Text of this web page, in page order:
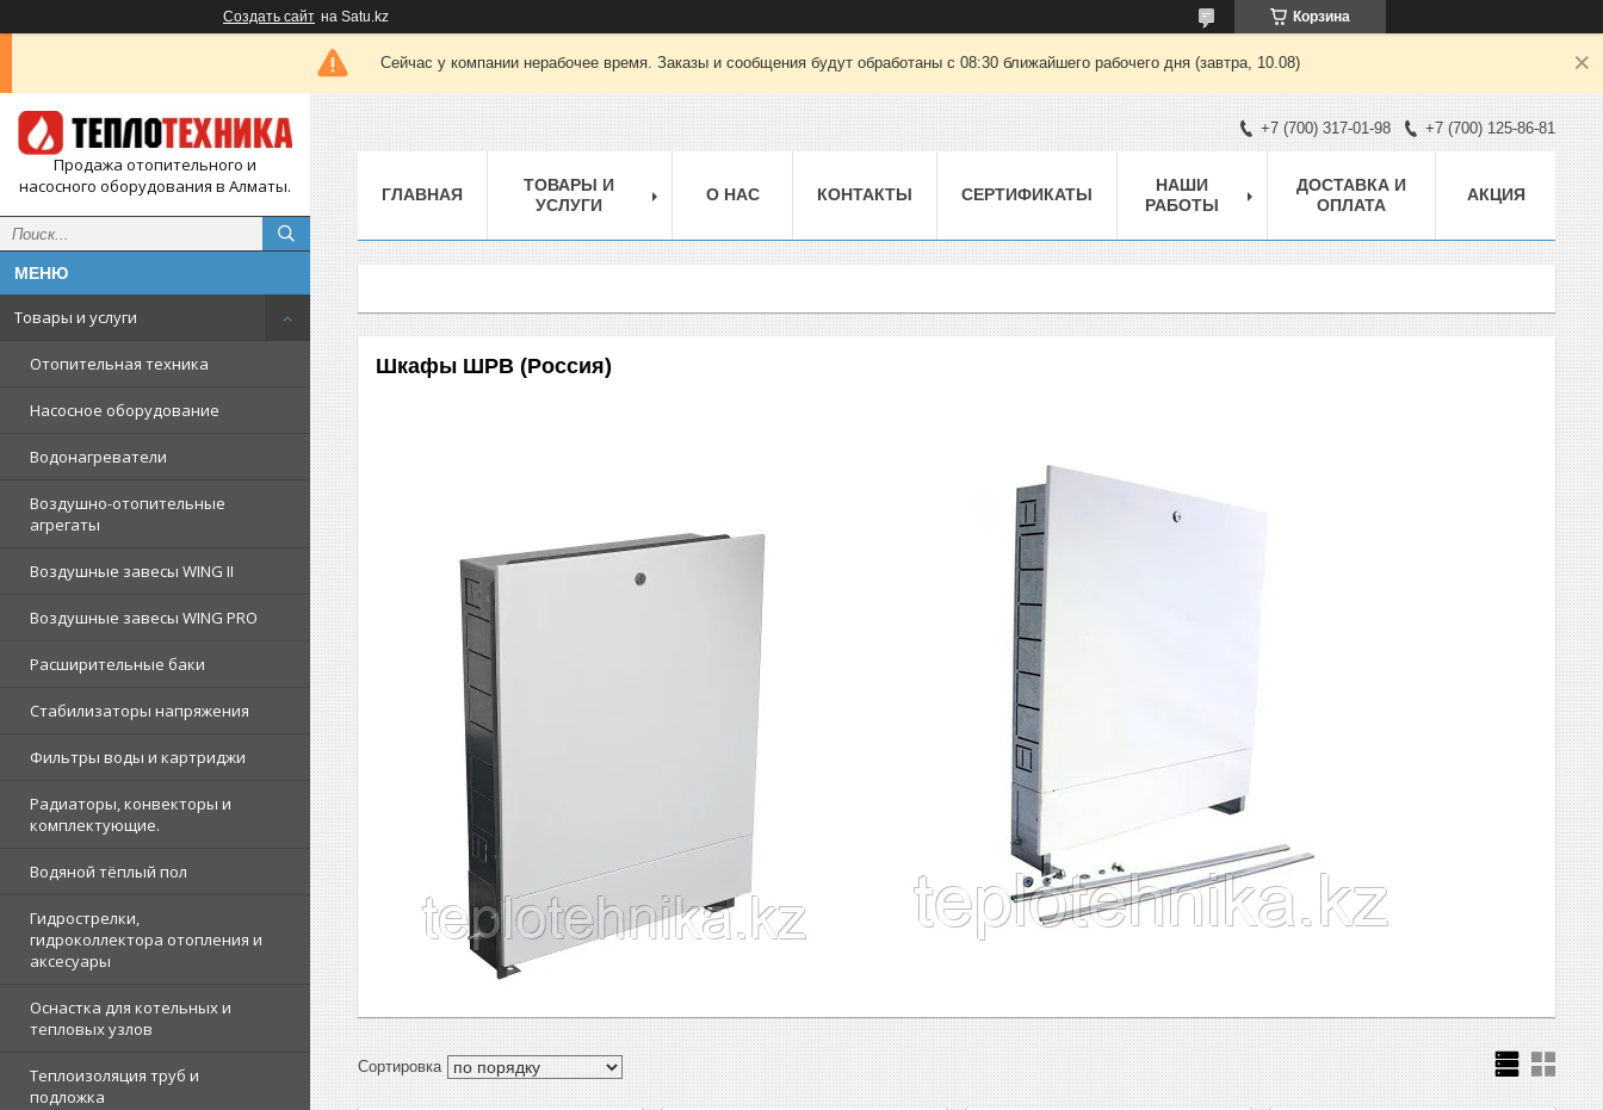
Создать сайт на Satu.kz Корзина
Сейчас у компании нерабочее время. Заказы и сообщения будут обработаны с 08:30 ближайшего рабочего дня (завтра, 10.08)
Продажа отопительного и
насосного оборудования в Алматы.
Товары и услуги
Отопительная техника
Насосное оборудование
Водонагреватели
Воздушно-отопительные
агрегаты
Воздушные завесы WING II
Воздушные завесы WING PRO
Расширительные баки
Стабилизаторы напряжения
Фильтры воды и картриджи
Радиаторы, конвекторы и
комплектующие.
Водяной тёплый пол
Гидрострелки,
гидроколлектора отопления и
аксесуары
Оснастка для котельных и
тепловых узлов
Теплоизоляция труб и
подложка
+7 (700) 317-01-98 +7 (700) 125-86-81
ГЛАВНАЯ
ТОВАРЫ И
УСЛУГИ
О НАС КОНТАКТЫ СЕРТИФИКАТЫ
НАШИ
РАБОТЫ
ДОСТАВКА И
ОПЛАТА
АКЦИЯ
Шкафы ШРВ (Россия)